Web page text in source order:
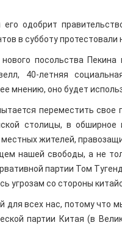
одобрит
в субботу протестовали
посольства
40-летняя
мнению, оно будет
переместить
столицы, в
жителей,
нашей свободы, а не
партии Том
угрозам со стороны
для всех нас, потому что
партии Китая (в